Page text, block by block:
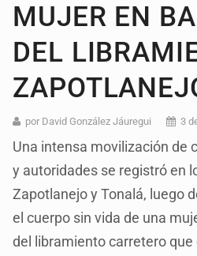
MUJER EN
DEL
por David González Jáuregui 3
Una intensa movilización de
y autoridades se registró en
Zapotlanejo y Tonalá, luego
el cuerpo sin vida de una
del libramiento carretero